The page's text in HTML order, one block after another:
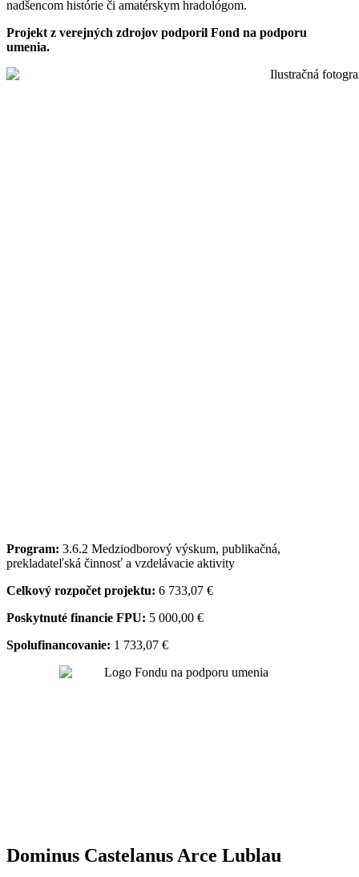
nadšencom histórie či amatérskym hradológom.
Projekt z verejných zdrojov podporil Fond na podporu
umenia.
Program: 3.6.2 Medziodborový výskum, publikačná,
prekladateľská činnosť a vzdelávacie aktivity
Celkový rozpočet projektu: 6 733,07 €
Poskytnuté financie FPU: 5 000,00 €
Spolufinancovanie: 1 733,07 €
Dominus Castelanus Arce Lublau